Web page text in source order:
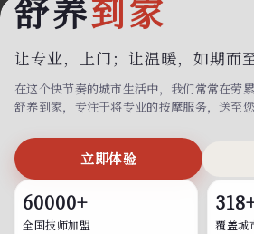
预约技师
舒养到家
让专业，上门； 让温暖，如期而
在这个快节奏的城市生活中，我们常常在劳
舒养到家，专注于将专业的按摩服务，送至您
立即体验
60000+
全国技师加盟 覆盖城